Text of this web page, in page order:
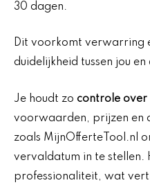
30 dagen.
Dit voorkomt verwarring
duidelijkheid tussen jou en
Je houdt zo controle over
voorwaarden, prijzen en
zoals MijnOfferteTool.nl
vervaldatum in te stellen.
professionaliteit, wat